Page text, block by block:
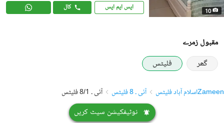
10 ایس ایم ایس کال
مقبول زمرے
گھر
فلیٹس
Zameenاسلام آباد فلیٹس آئی ۔ 8 فلیٹس آئی ۔ 8/1 فلیٹس
نوٹیفکیشن سیٹ کریں